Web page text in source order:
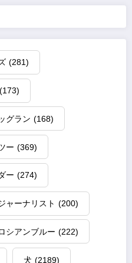
(281)
(173)
グラン (168)
ー (369)
ー (274)
ャーナリスト (200)
シアンブルー (222)
犬 (2189)